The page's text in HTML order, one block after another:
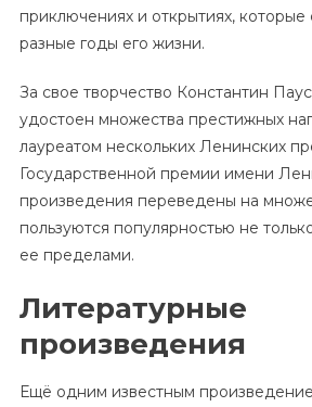
приключениях и открытиях, которые
разные годы его жизни.
За свое творчество Константин
удостоен множества престижных
лауреатом нескольких Ленинских
Государственной премии имени
произведения переведены на
пользуются популярностью не
ее пределами.
Литературные
произведения
Ещё одним известным